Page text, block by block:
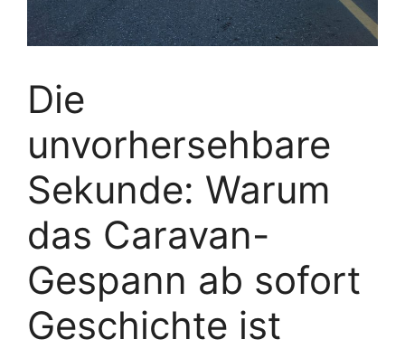
Die
unvorhersehbare
Sekunde: Warum
das Caravan-
Gespann ab sofort
Geschichte ist